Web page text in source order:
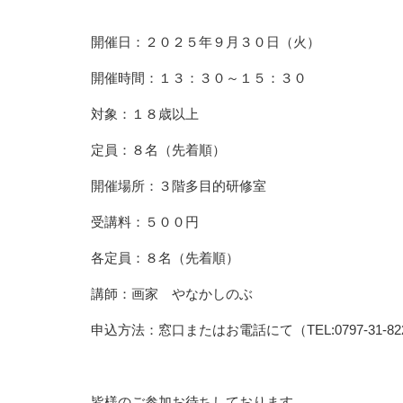
開催日：２０２５年９月３０日（火）
開催時間：１３：３０～１５：３０
対象：１８歳以上
定員：８名（先着順）
開催場所：３階多目的研修室
受講料：５００円
各定員：８名（先着順）
講師：画家 やなかしのぶ
申込方法：窓口またはお電話にて（TEL:0797-31-